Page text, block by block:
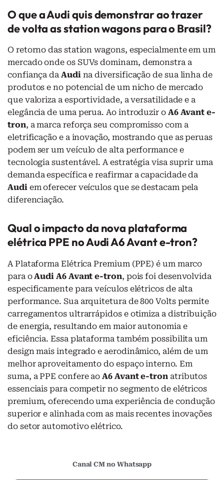
O que a Audi quis demonstrar ao trazer
de volta as station wagons para o Brasil?
O retorno das station wagons, especialmente em um
mercado onde os SUVs dominam, demonstra a
confiança da Audina diversificação de sua linha de
produtos e no potencial de um nicho de mercado
que valoriza a esportividade, a versatilidade e a
elegância de uma perua. Ao introduzir o A6 Avant e-
tron, a marca reforça seu compromisso com a
eletrificação e a inovação, mostrando que as peruas
podem ser um veículo de alta performance e
tecnologia sustentável. A estratégia visa suprir uma
demanda específica e reafirmar a capacidade da
Audiem oferecer veículos que se destacam pela
diferenciação.
Qual o impacto da nova plataforma
elétrica PPE no Audi A6 Avant e-tron?
A Plataforma Elétrica Premium (PPE) é um marco
para oAudi A6 Avant e-tron, pois foi desenvolvida
especificamente para veículos elétricos de alta
performance. Sua arquitetura de 800 Volts permite
carregamentos ultrarrápidos e otimiza a distribuição
de energia, resultando em maior autonomia e
eficiência. Essa plataforma também possibilita um
design mais integrado e aerodinâmico, além de um
melhor aproveitamento do espaço interno. Em
suma, a PPE confere aoA6 Avant e-tronatributos
essenciais para competir no segmento de elétricos
premium, oferecendo uma experiência de condução
superior e alinhada com as mais recentes inovações
do setor automotivo elétrico.
Canal CM no Whatsapp